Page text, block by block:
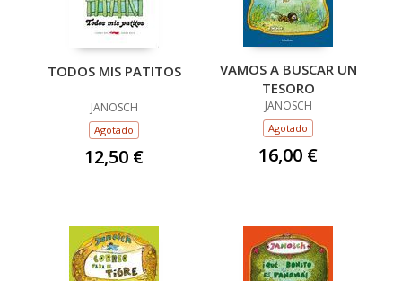
TODOS MIS PATITOS
JANOSCH
Agotado
12,50 €
VAMOS A BUSCAR UN
TESORO
JANOSCH
Agotado
16,00 €